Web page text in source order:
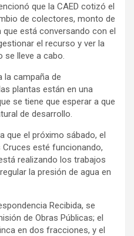
que la CAED cotizó el
de colectores, monto de
está conversando con el
el recurso y ver la
se lleve a cabo.
la campaña de
plantas están en una
se tiene que esperar a que
de desarrollo.
que el próximo sábado, el
esté funcionando,
realizando los trabajos
la presión de agua en
Recibida, se
de Obras Públicas; el
en dos fracciones, y el